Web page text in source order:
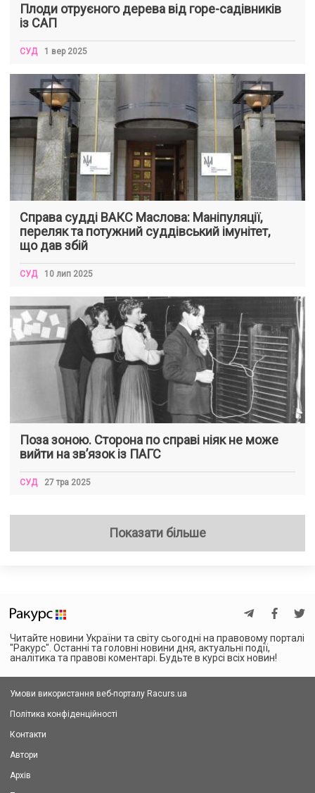
Плоди отруєного дерева від горе-садівників
із САП
СУД 1 вер 2025
Справа судді ВАКС Маслова: Маніпуляції,
переляк та потужний суддівський імунітет,
що дав збій
СУД 10 лип 2025
Поза зоною. Сторона по справі ніяк не може
вийти на зв’язок із ПАГС
СУД 27 тра 2025
Показати більше
Читайте новини України та світу сьогодні на правовому порталі
"Ракурс". Останні та головні новини дня, актуальні події,
аналітика та правові коментарі. Будьте в курсі всіх новин!
Умови використання веб-порталу Racurs.ua
Політика конфіденційності
Контакти
Автори
Архів